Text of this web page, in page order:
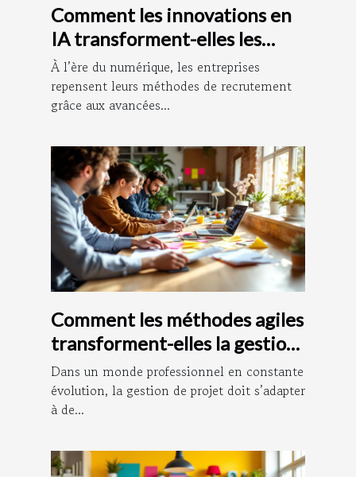
Comment les innovations en
IA transforment-elles les
méthodes de recrutement ?
À l’ère du numérique, les entreprises
repensent leurs méthodes de recrutement
grâce aux avancées...
Comment les méthodes agiles
transforment-elles la gestion
de projet ?
Dans un monde professionnel en constante
évolution, la gestion de projet doit s’adapter
à de...